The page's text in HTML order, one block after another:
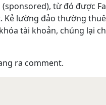
từ đó được
Kẻ lường đảo thường
tài khoản, chúng lại
ra comment.